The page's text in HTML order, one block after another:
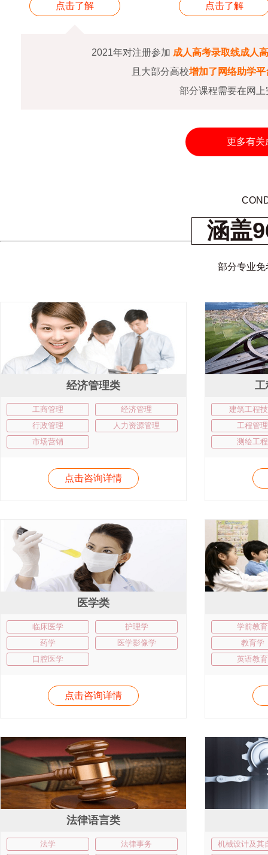
点击了解 点击了解
2021年对注册参加 成人高考录取线成人
且大部分高校增加了网络助学平
部分课程需要在网
更多有关
涵盖
部分专业
经济管理类
工商管理
经济管理
行政管理
人力资源管理
市场营销
点击咨询详情
工
建筑工程
工程管理
测绘工程
医学类
临床医学
护理学
药学
医学影像学
口腔医学
点击咨询详情
学前教育
教育学
英语教育
法律语言类
法学
法律事务
机械设计及其